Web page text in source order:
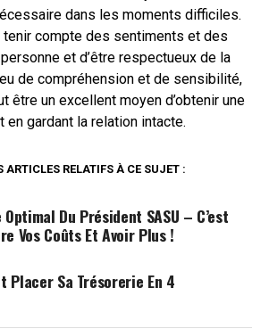
dans les moments difficiles.
compte des sentiments et des
et d’être respectueux de la
de compréhension et de sensibilité,
être un excellent moyen d’obtenir une
en gardant la relation intacte.
ARTICLES RELATIFS À CE SUJET :
Du Président SASU – C’est
Vos Coûts Et Avoir Plus !
Placer Sa Trésorerie En 4